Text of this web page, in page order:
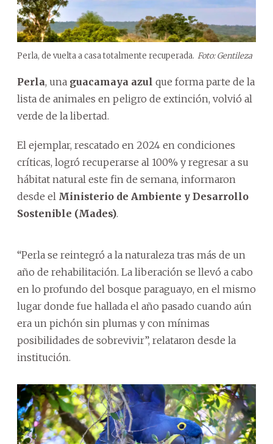
Perla, de vuelta a casa totalmente recuperada. Foto: Gentileza
Perla, una guacamaya azul que forma parte de la
lista de animales en peligro de extinción, volvió al
verde de la libertad.
El ejemplar, rescatado en 2024 en condiciones
críticas, logró recuperarse al 100% y regresar a su
hábitat natural este fin de semana, informaron
desde el Ministerio de Ambiente y Desarrollo
Sostenible (Mades).
“Perla se reintegró a la naturaleza tras más de un
año de rehabilitación. La liberación se llevó a cabo
en lo profundo del bosque paraguayo, en el mismo
lugar donde fue hallada el año pasado cuando aún
era un pichón sin plumas y con mínimas
posibilidades de sobrevivir”, relataron desde la
institución.